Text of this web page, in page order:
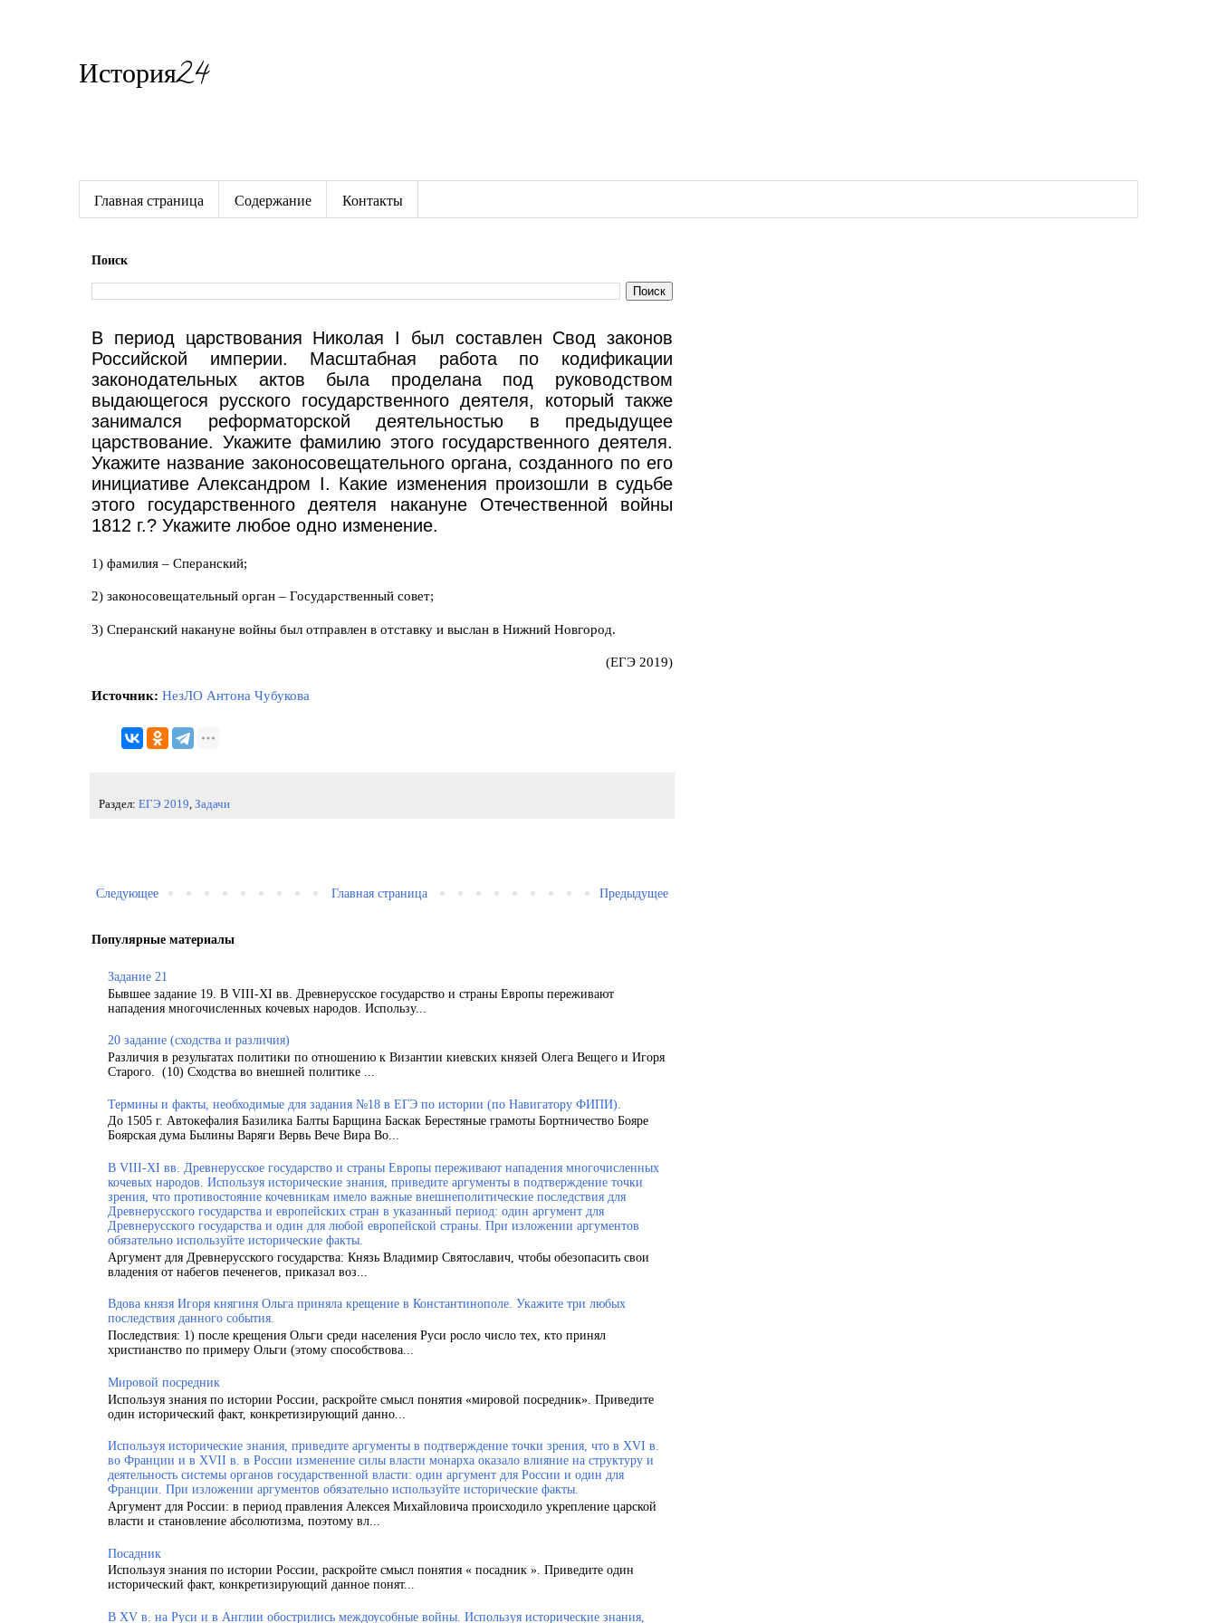
История24
Главная страница Содержание Контакты
Поиск
В период царствования Николая I был составлен Свод законов
Российской империи. Масштабная работа по кодификации
законодательных актов была проделана под руководством
выдающегося русского государственного деятеля, который также
занимался реформаторской деятельностью в предыдущее
царствование. Укажите фамилию этого государственного деятеля.
Укажите название законосовещательного органа, созданного по его
инициативе Александром I. Какие изменения произошли в судьбе
этого государственного деятеля накануне Отечественной войны
1812 г.? Укажите любое одно изменение.
1) фамилия – Сперанский;
2) законосовещательный орган – Государственный совет;
3) Сперанский накануне войны был отправлен в отставку и выслан в Нижний Новгород.
(ЕГЭ 2019)
Источник: НезЛО Антона Чубукова
Раздел: ЕГЭ 2019, Задачи
Следующее Предыдущее
Главная страница
Популярные материалы
Задание 21
Бывшее задание 19. В VIII-XI вв. Древнерусское государство и страны Европы переживают
нападения многочисленных кочевых народов. Использу...
20 задание (сходства и различия)
Различия в результатах политики по отношению к Византии киевских князей Олега Вещего и Игоря
Старого. (10) Сходства во внешней политике ...
Термины и факты, необходимые для задания №18 в ЕГЭ по истории (по Навигатору ФИПИ).
До 1505 г. Автокефалия Базилика Балты Барщина Баскак Берестяные грамоты Бортничество Бояре
Боярская дума Былины Варяги Вервь Вече Вира Во...
В VIII-XI вв. Древнерусское государство и страны Европы переживают нападения многочисленных
кочевых народов. Используя исторические знания, приведите аргументы в подтверждение точки
зрения, что противостояние кочевникам имело важные внешнеполитические последствия для
Древнерусского государства и европейских стран в указанный период: один аргумент для
Древнерусского государства и один для любой европейской страны. При изложении аргументов
обязательно используйте исторические факты.
Аргумент для Древнерусского государства: Князь Владимир Святославич, чтобы обезопасить свои
владения от набегов печенегов, приказал воз...
Вдова князя Игоря княгиня Ольга приняла крещение в Константинополе. Укажите три любых
последствия данного события.
Последствия: 1) после крещения Ольги среди населения Руси росло число тех, кто принял
христианство по примеру Ольги (этому способствова...
Мировой посредник
Используя знания по истории России, раскройте смысл понятия «мировой посредник». Приведите
один исторический факт, конкретизирующий данно...
Используя исторические знания, приведите аргументы в подтверждение точки зрения, что в XVI в.
во Франции и в XVII в. в России изменение силы власти монарха оказало влияние на структуру и
деятельность системы органов государственной власти: один аргумент для России и один для
Франции. При изложении аргументов обязательно используйте исторические факты.
Аргумент для России: в период правления Алексея Михайловича происходило укрепление царской
власти и становление абсолютизма, поэтому вл...
Посадник
Используя знания по истории России, раскройте смысл понятия « посадник ». Приведите один
исторический факт, конкретизирующий данное понят...
В XV в. на Руси и в Англии обострились междоусобные войны. Используя исторические знания,